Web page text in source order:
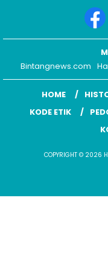
Bintangnews.com
HOME
KODE ETIK
COPYRIGHT © 2026